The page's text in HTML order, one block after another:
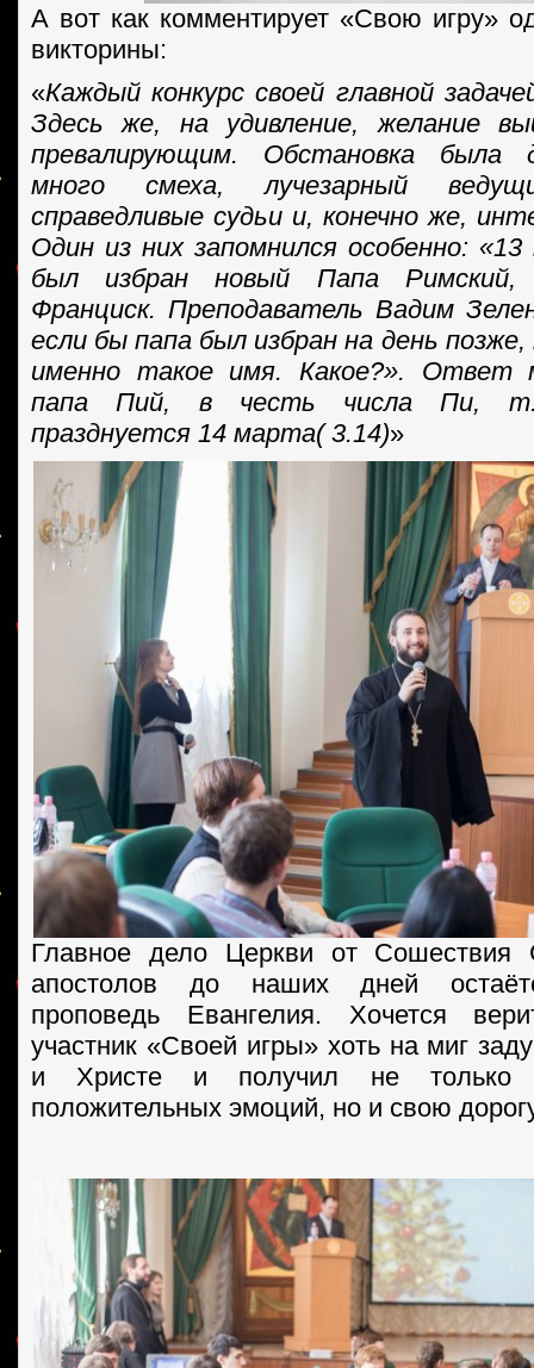
А вот как комментирует «Свою игру»
викторины:
«Каждый конкурс своей главной
Здесь же, на удивление, желание
превалирующим. Обстановка была
много смеха, лучезарный
справедливые судьи и, конечно же,
Один из них запомнился особенно:
был избран новый Папа Римский,
Франциск. Преподаватель Вадим
если бы папа был избран на день
именно такое имя. Какое?». Ответ
папа Пий, в честь числа Пи,
празднуется 14 марта( 3.14)»
Главное дело Церкви от Сошествия
апостолов до наших дней
проповедь Евангелия. Хочется
участник «Своей игры» хоть на миг
и Христе и получил не только
положительных эмоций, но и свою